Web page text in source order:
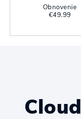
Obnovenie
€49.99
Cloud